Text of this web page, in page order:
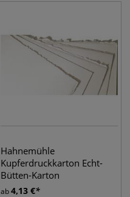
Hahnemühle
Kupferdruckkarton Echt-
Bütten-Karton
ab4,13 €